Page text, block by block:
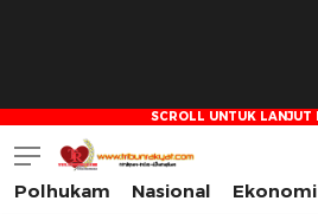
Tribun Rakyat
Tulus – Terdepan – Diharapkan
Polhukam Nasional Ekonomi